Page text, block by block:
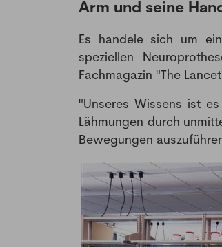
Arm und seine
Es handele sich um
speziellen
Fachmagazin "The
"Unseres Wissens ist
Lähmungen durch
Bewegungen